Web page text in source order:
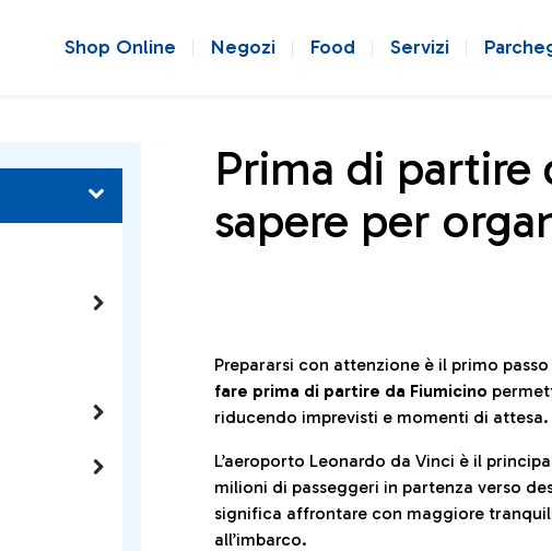
Shop Online Negozi Food Servizi
Prima di partire
sapere per
Prepararsi con attenzione è il primo
fare prima di partire da Fiumicino
riducendo imprevisti e momenti di attesa.
L’aeroporto Leonardo da Vinci è il
milioni di passeggeri in partenza verso
significa affrontare con maggiore
all’imbarco.